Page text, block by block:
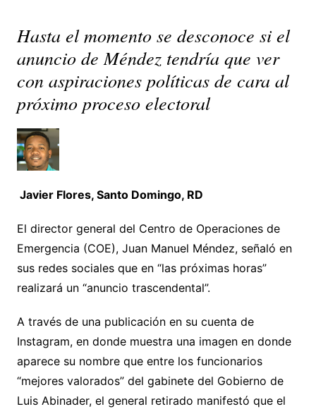
Hasta el momento se desconoce si el
anuncio de Méndez tendría que ver
con aspiraciones políticas de cara al
próximo proceso electoral
Javier Flores, Santo Domingo, RD
El director general del Centro de Operaciones de
Emergencia (COE), Juan Manuel Méndez, señaló en
sus redes sociales que en “las próximas horas”
realizará un “anuncio trascendental”.
A través de una publicación en su cuenta de
Instagram, en donde muestra una imagen en donde
aparece su nombre que entre los funcionarios
“mejores valorados” del gabinete del Gobierno de
Luis Abinader, el general retirado manifestó que el